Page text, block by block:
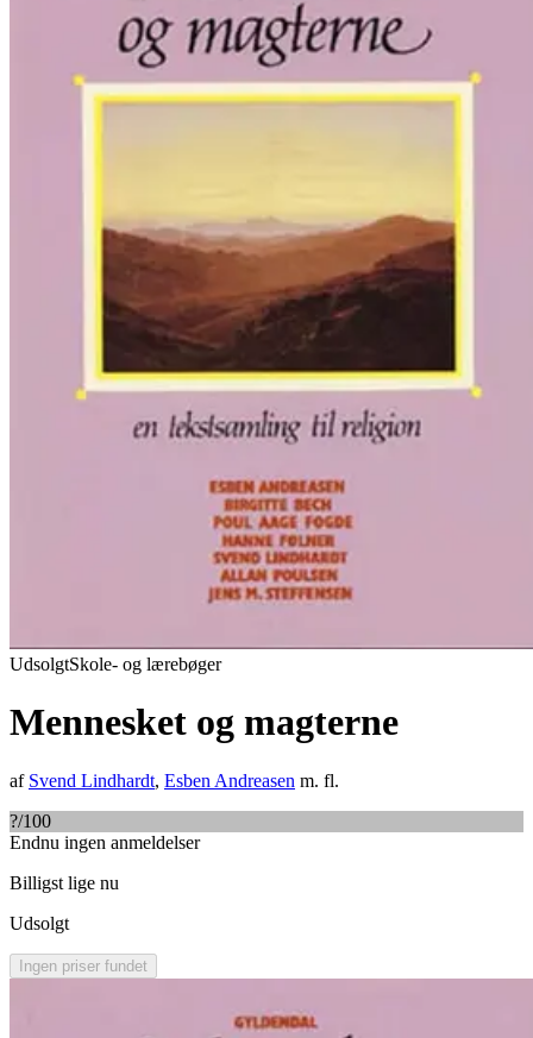
UdsolgtSkole- og lærebøger
Mennesket og magterne
af Svend Lindhardt, Esben Andreasen m. fl.
?/100
Endnu ingen anmeldelser
Billigst lige nu
Udsolgt
Ingen priser fundet